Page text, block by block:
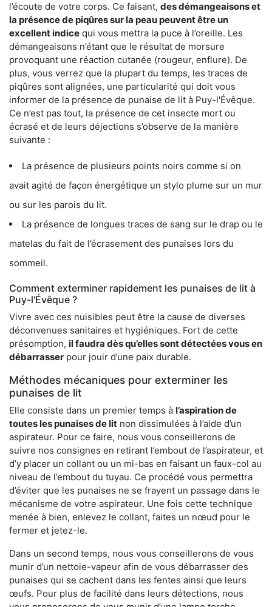
l’écoute de votre corps. Ce faisant, des démangeaisons et
la présence de piqûres sur la peau peuvent être un
excellent indice qui vous mettra la puce à l’oreille. Les
démangeaisons n’étant que le résultat de morsure
provoquant une réaction cutanée (rougeur, enflure). De
plus, vous verrez que la plupart du temps, les traces de
piqûres sont alignées, une particularité qui doit vous
informer de la présence de punaise de lit à Puy-l'Évêque.
Ce n’est pas tout, la présence de cet insecte mort ou
écrasé et de leurs déjections s’observe de la manière
suivante :
La présence de plusieurs points noirs comme si on
avait agité de façon énergétique un stylo plume sur un mur
ou sur les parois du lit.
La présence de longues traces de sang sur le drap ou le
matelas du fait de l’écrasement des punaises lors du
sommeil.
Comment exterminer rapidement les punaises de lit à
Puy-l'Évêque ?
Vivre avec ces nuisibles peut être la cause de diverses
déconvenues sanitaires et hygiéniques. Fort de cette
présomption, il faudra dès qu’elles sont détectées vous en
débarrasser pour jouir d’une paix durable.
Méthodes mécaniques pour exterminer les
punaises de lit
Elle consiste dans un premier temps à l’aspiration de
toutes les punaises de lit non dissimulées à l’aide d’un
aspirateur. Pour ce faire, nous vous conseillerons de
suivre nos consignes en retirant l’embout de l’aspirateur, et
d’y placer un collant ou un mi-bas en faisant un faux-col au
niveau de l’embout du tuyau. Ce procédé vous permettra
d’éviter que les punaises ne se frayent un passage dans le
mécanisme de votre aspirateur. Une fois cette technique
menée à bien, enlevez le collant, faites un nœud pour le
fermer et jetez-le.
Dans un second temps, nous vous conseillerons de vous
munir d’un nettoie-vapeur afin de vous débarrasser des
punaises qui se cachent dans les fentes ainsi que leurs
œufs. Pour plus de facilité dans leurs détections, nous